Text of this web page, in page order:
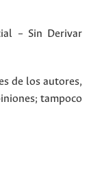
– Sin Derivar
de los autores,
tampoco